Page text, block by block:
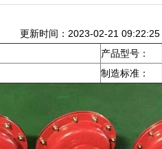
更新时间：2023-02-21 09:22:25
产品型号：
制造标准：